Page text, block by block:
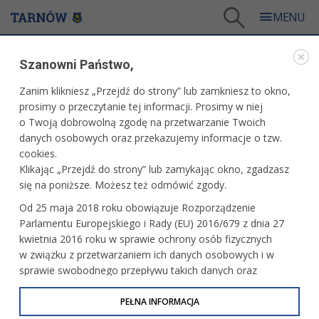
"Zdearzenia" - Koncert Fisz Emade Tworzywo
WARTO ZOBACZYĆ
"ZDEARZENIA" - KONCERT FISZ EMADE
TWORZYWO
27 czerwca 2015 r.fot. Kamil Wójcik
Szanowni Państwo,
Zanim klikniesz „Przejdź do strony” lub zamkniesz to okno,
prosimy o przeczytanie tej informacji. Prosimy w niej
o Twoją dobrowolną zgodę na przetwarzanie Twoich
danych osobowych oraz przekazujemy informacje o tzw.
cookies.
Klikając „Przejdź do strony” lub zamykając okno, zgadzasz
się na poniższe. Możesz też odmówić zgody.
Od 25 maja 2018 roku obowiązuje Rozporządzenie
Parlamentu Europejskiego i Rady (EU) 2016/679 z dnia 27
kwietnia 2016 roku w sprawie ochrony osób fizycznych
w związku z przetwarzaniem ich danych osobowych i w
sprawie swobodnego przepływu takich danych oraz
uchylenia dyrektywy 95/46/WE (określane jako RODO, GDPR
lub Ogólne Rozporządzenie o Ochronie Danych
PEŁNA INFORMACJA